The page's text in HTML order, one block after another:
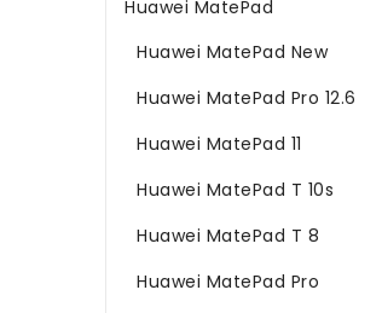
Huawei MatePad
Huawei MatePad New
Huawei MatePad Pro 12.6
Huawei MatePad 11
Huawei MatePad T 10s
Huawei MatePad T 8
Huawei MatePad Pro